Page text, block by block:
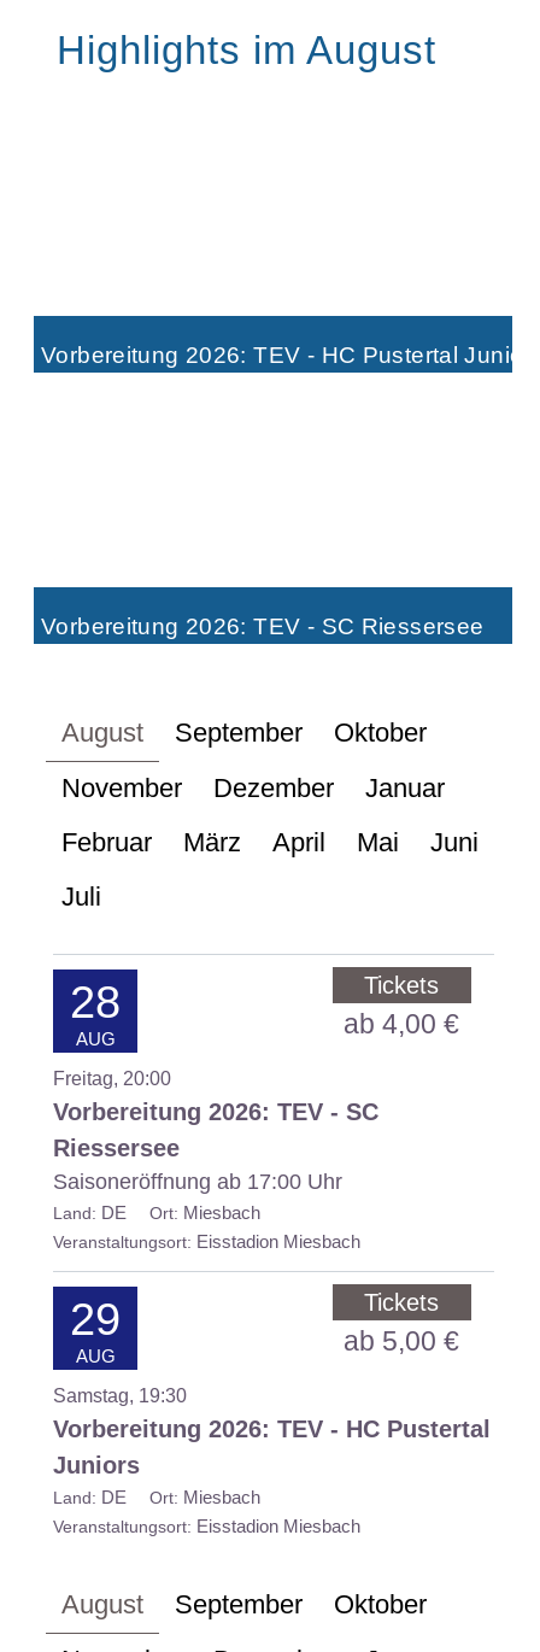
Highlights im August
Vorbereitung 2026: TEV - HC Pustertal
Vorbereitung 2026: TEV - SC Riessersee
August September
Oktober
November
Dezember
Januar
Februar
März April Mai
Juni
Juli
28
AUG
Freitag, 20:00
Vorbereitung 2026: TEV - SC
Riessersee
Saisoneröffnung ab 17:00 Uhr
Land: DE Ort: Miesbach
Veranstaltungsort: Eisstadion Miesbach
Tickets
ab 4,00 €
29
AUG
Samstag, 19:30
Vorbereitung 2026: TEV - HC Pustertal
Juniors
Land: DE Ort: Miesbach
Veranstaltungsort: Eisstadion Miesbach
Tickets
ab 5,00 €
August September
Oktober